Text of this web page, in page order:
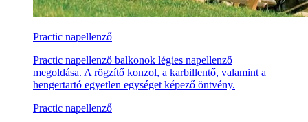
Practic napellenző
Practic napellenző balkonok légies napellenző
megoldása. A rögzítő konzol, a karbillentő, valamint a
hengertartó egyetlen egységet képező öntvény.
Practic napellenző